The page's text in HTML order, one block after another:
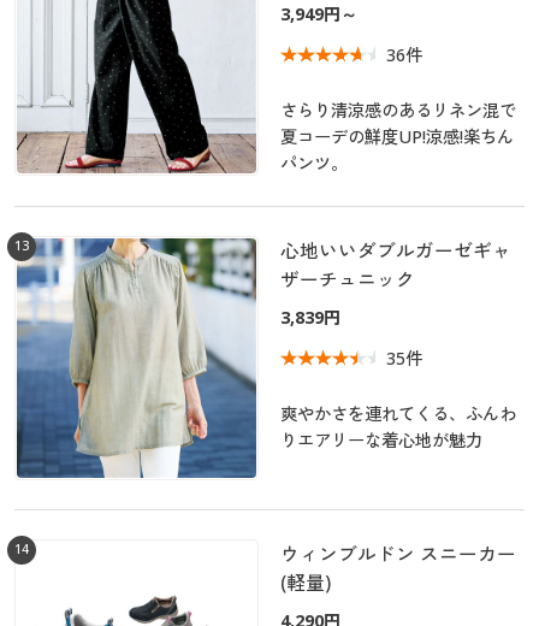
3,949円～
36件
さらり清涼感のあるリネン混で
夏コーデの鮮度UP!涼感!楽ちん
パンツ。
13
心地いいダブルガーゼギャ
ザーチュニック
3,839円
35件
爽やかさを連れてくる、ふんわ
りエアリーな着心地が魅力
14
ウィンブルドン スニーカー
(軽量)
4,290円